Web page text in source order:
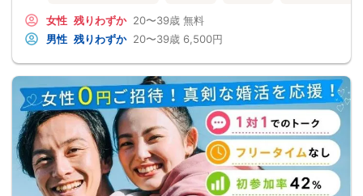
女性 残りわずか 20〜39歳 無料
男性 残りわずか 20〜39歳 6,500円